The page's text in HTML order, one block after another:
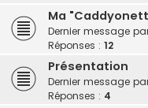
Ma
Dernier message
Réponses : 12
Présentation
Dernier message
Réponses : 4